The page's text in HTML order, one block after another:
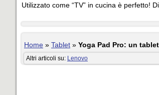
Utilizzato come “TV” in cucina è perfetto!
Home » Tablet » Yoga Pad Pro: un
Altri articoli su: Lenovo